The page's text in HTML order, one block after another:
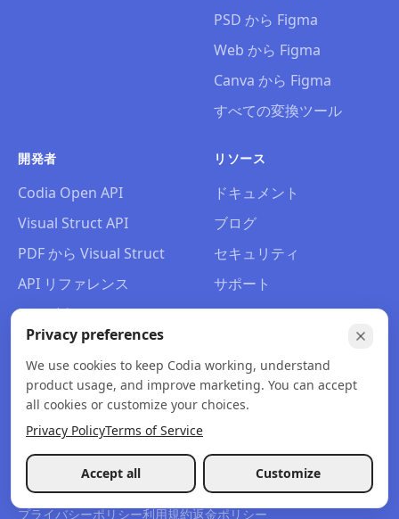
PSD から Figma
Web から Figma
Canva から Figma
すべての変換ツール
開発者
Codia Open API
Visual Struct API
PDF から Visual Struct
API リファレンス
PSD 移行
リソース
ドキュメント
ブログ
セキュリティ
サポート
Figma コミュニティ
会社概要
お問い合わせ
© 2026 Codia AI. 無断転載を禁じます。
プライバシーポリシー利用規約返金ポリシー
Privacy preferences
We use cookies to keep Codia working, understand
product usage, and improve marketing. You can accept
all cookies or customize your choices.
Privacy PolicyTerms of Service
Accept all Customize